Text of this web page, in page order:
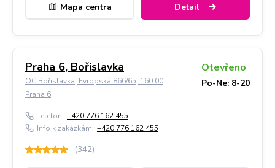
Mapa centra Detail
Praha 6, Bořislavka
OC Bořislavka, Evropská 866/65, 160 00
Praha 6
Otevřeno
Po-Ne: 8-20
Telefon: +420 776 162 455
Info k zakázkám: +420 776 162 455
(342)